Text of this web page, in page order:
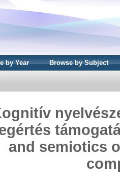
by Year Browse by Subject
and semiotics